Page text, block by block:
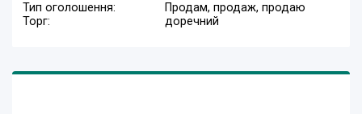
Тип оголошення:
Продам, продаж, продаю
Торг:
доречний